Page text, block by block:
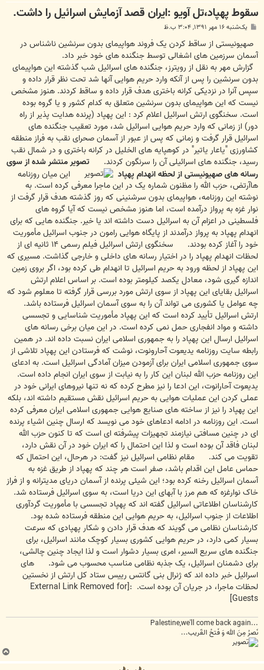
سقوط پهپاد،تل آویو :ایران قصد آزمایش اسرائیل را داشت.
پ
ت
یک‌شنبه ۱۶ مهر ۱۳۹۱, ۳:۰۴ ب.ظ
صهیونیستی از ساقط کردن یک فروند هواپیمای بدون سرنشین ناشناس در
آسمان سرزمین های اشغالی توسط جنگنده های خود خبر داد.
گزارش مهر به نقل از رویترز، جنگنده های اسرائیل شب گذشته این هواپیمای
بدون سرنشین را پس از آنکه وارد حریم هوایی آنها شد تحت نظر قرار داده و
سپس آنرا در نزدیکی کرانه باختری هدف قرار داده و ساقط کردند. هنوز مشخص
نیست که این هواپیمای بدون سرنشین متعلق به کدام کشور و یا گروه بوده
است. سخنگوی ارتش اسرائیل اعلام کرد : این پهپاد (پرنده هدایت پذیر از راه
دور) از زمانی که وارد حریم هوایی اسرائیل شد، مورد تعقیب جنگنده های
اسرائیل قرار گرفت و زمانی که پس از عبور از آسمان صحرای نقب به فراز منطقه
کشاورزی "یاعار یاتیر" در کوهپایه های الخلیل در کرانه باختری و در شمال نقب
رسید، جنگنده های اسرائیلی آن را سرنگون کردند.
تصویر منتشر شده از سوی
رسانه های صهیونیستی از لحظه انهدام پهپاد
این میان روزنامه
هاآرتض، حزب الله را مظنون شماره یک در این ماجرا معرفی کرده است. به
نوشته این روزنامه، هواپیمای بدون سرشنینی که روز گذشته هدف قرار گرفت از
نوار غزه به پرواز درآمده است، اما هنوز مشخص نیست که آیا گروه های
فلسطینی در اعزام آن به اسرائیل دست داشته اند یا خیر. جنگنده هایی که برای
انهدام پهپاد به پرواز درآمدند از پایگاه هوایی رامون در جنوب اسرائیل مأموریت
خود را آغاز کرده بودند. سخنگوی ارتش اسرائیل فیلم رسمی ۱۴ ثانیه ای از
لحظات انهدام پهپاد را در اختیار رسانه های داخلی و خارجی گذاشت. مسیری که
این پهپاد از لحظه ورود به حریم اسرائیل تا انهدام طی کرده بود، اگر بروی زمین
اندازه گیری شود، معادل یکصد کیلومتر بوده است. بر اساس اعلام ارتش
اسرائیل بقایای این پهپاد از سوی ارتش مورد بررسی قرار گرفته تا معلوم شود که
چه عوامل یا کشوری می تواند آن را به سوی آسمان اسرائیل فرستاده باشد.
ارتش اسرائیل تأیید کرده است که این پهپاد مأموریت شناسایی و تجسسی
داشته و مواد انفجاری حمل نمی کرده است. در این میان برخی رسانه های
اسرائیل ارسال این پهپاد را به جمهوری اسلامی ایران نسبت داده اند. در همین
رابطه سایت روزنامه یدیعوت آحارونوت، نوشت که فرستادن این پهپاد تلاشی از
سوی جمهوری اسلامی ایران برای آزمودن میزان آمادگی اسرائیل است. به ادعای
این روزنامه حزب الله لبنان این کار را به نیابت از سوی ایران انجام داده است.
یدیعوت آحارانوت، این ادعا را نیز مطرح کرده که نه تنها نیروهای ایرانی خود در
عملی کردن این عملیات هوایی به حریم اسرائیل نقش مستقیم داشته اند، بلکه
این پهپاد را نیز از ساخته های صنایع هوایی جمهوری اسلامی ایران معرفی کرده
است. این روزنامه در ادامه ادعاهای خود می نویسد که ارسال چنین اشیاء پرنده
ای در چنین مسافتی نیازمند تجهیزات پیشرفته ای است که تا کنون حزب الله
لبنان فاقد آن بوده است و لذا این احتمال را که ایران خود در آن نقش دارد،
تقویت می کند. مقام نظامی اسرائیل نیز گفت: در هرحال، این احتمال که
حماس عامل این اقدام باشد، صفر است هر چند که پهپاد از طریق غزه به
آسمان اسرائیل رخنه کرده بود؛ این شیئی پرنده از آسمان دریای مدیترانه و از فراز
خاک نوارغزه که هم مرز با آبهای این دریا است، به سوی اسرائیل فرستاده شد.
کارشناسان اطلاعاتی اسرائیل گفته اند که پهپاد تجسسی با مأموریت گردآوری
اطلاعات از جنوب اسرائیل، به حریم هوایی این منطقه فرستاده شده بود.
کارشناسان نظامی می گویند که هدف قرار دادن و شکار پهپادی که سرعت
بسیار کمی دارد، در حریم هوایی کشوری بسیار کوچک مانند اسرائیل، برای
جنگنده های سریع السیر، امری بسیار دشوار است و لذا ایجاد چنین چالشی،
برای دشمنان اسرائیل، یک جذبه نظامی مناسب محسوب می شود. های
اسرائیل خبر داده اند که ژنرال بنی گانتس رییس ستاد کل ارتش از نخستین
لحظات ماجرا، در جریان آن بوده است. :
[External Link Removed for
Guests]
...Palestine,we'll come back again
نَصرُ مِنَ الله وَ فَتحُ القَریب...
ب
ا